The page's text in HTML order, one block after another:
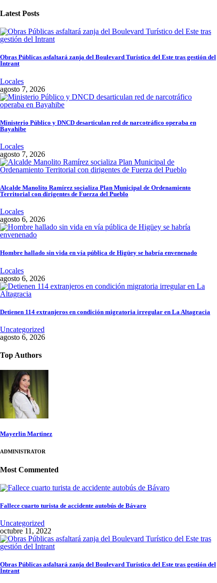
Latest Posts
Obras Públicas asfaltará zanja del Boulevard Turístico del Este tras gestión del
Intrant
Locales
agosto 7, 2026
Ministerio Público y DNCD desarticulan red de narcotráfico operaba en
Bayahibe
Locales
agosto 7, 2026
Alcalde Manolito Ramírez socializa Plan Municipal de Ordenamiento
Territorial con dirigentes de Fuerza del Pueblo
Locales
agosto 6, 2026
Hombre hallado sin vida en vía pública de Higüey se habría envenenado
Locales
agosto 6, 2026
Detienen 114 extranjeros en condición migratoria irregular en La Altagracia
Uncategorized
agosto 6, 2026
Top Authors
Mayerlin Martinez
ADMINISTRATOR
Most Commented
Fallece cuarto turista de accidente autobús de Bávaro
Uncategorized
octubre 11, 2022
Obras Públicas asfaltará zanja del Boulevard Turístico del Este tras gestión del
Intrant